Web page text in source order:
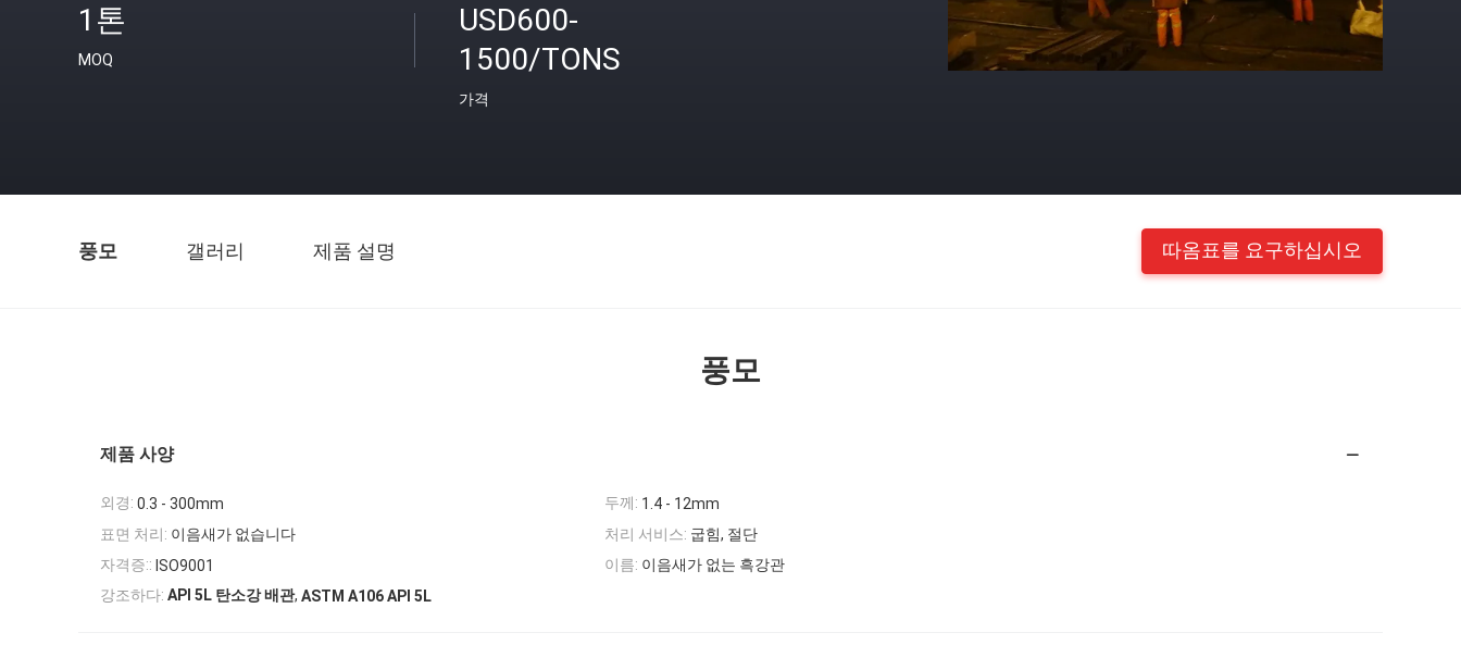
1톤
MOQ
USD600-
1500/TONS
가격
풍모 갤러리 제품 설명 따옴표를 요구하십시오
풍모
제품 사양
외경: 0.3 - 300mm 두께: 1.4 - 12mm
표면 처리: 이음새가 없습니다 처리 서비스: 굽힘, 절단
자격증:: ISO9001 이름: 이음새가 없는 흑강관
강조하다: API 5L 탄소강 배관, ASTM A106 API 5L